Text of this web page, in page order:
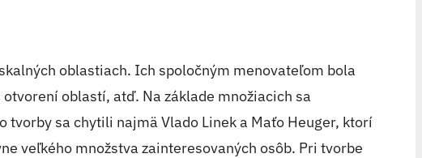
oblastiach. Ich spoločným menovateľom bola
oblastí, atď. Na základe množiacich sa
sa chytili najmä Vlado Linek a Maťo Heuger, ktorí
veľkého množstva zainteresovaných osôb. Pri tvorbe